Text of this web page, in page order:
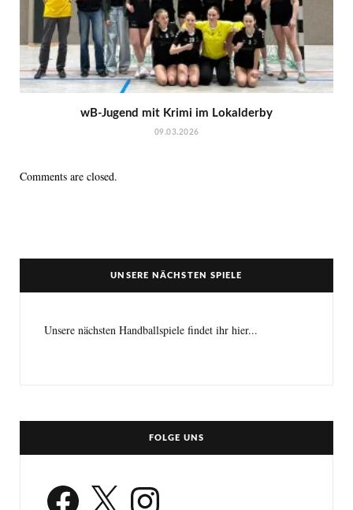
wB-Jugend mit Krimi im Lokalderby
09.03.2026
Comments are closed.
UNSERE NÄCHSTEN SPIELE
Unsere nächsten Handballspiele findet ihr hier...
FOLGE UNS
Facebook X Instagram